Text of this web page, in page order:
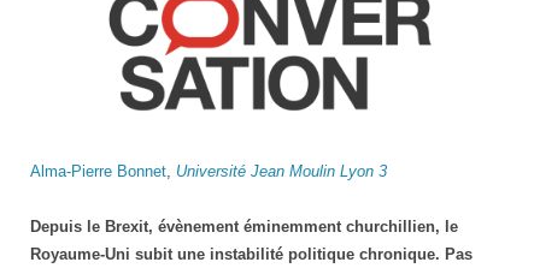
The
Alma-Pierre Bonnet, Université Jean Moulin Lyon 3
Depuis le Brexit, évènement éminemment churchillien, le
Royaume-Uni subit une instabilité politique chronique. Pas